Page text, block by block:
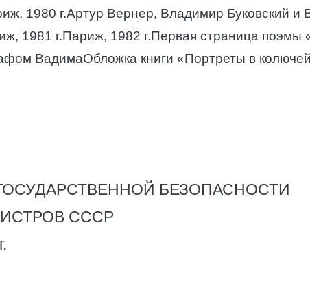
1980 г.Артур Вернер, Владимир Буковский
1981 г.Париж, 1982 г.Первая страница поэмы
ВадимаОбложка книги «Портреты в
БЕЗОПАСНОСТИ
СССР